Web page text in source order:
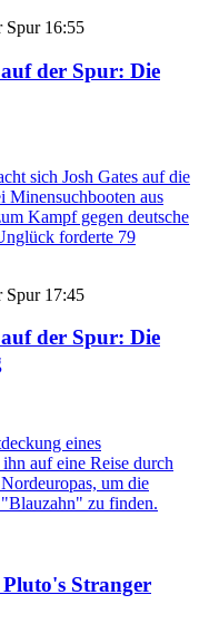
16:55
der Spur: Die
sich Josh Gates auf die
Minensuchbooten aus
Kampf gegen deutsche
forderte 79
17:45
der Spur: Die
eines
auf eine Reise durch
um die
zu finden.
Stranger